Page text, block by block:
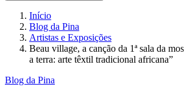
Início
Blog da Pina
Artistas e Exposições
Beau village, a canção da 1ª sala da
a terra: arte têxtil tradicional africana”
Blog da Pina